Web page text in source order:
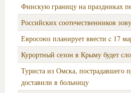
Финскую границу на праздниках
Российских соотечественников
Евросоюз планирует ввести c 17
Курортный сезон в Крыму будет
Туриста из Омска, пострадавшего
доставили в больницу